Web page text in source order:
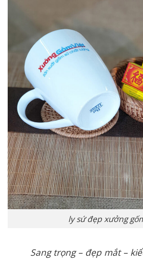
ly sứ đẹp xưởng
Sang trọng – đẹp mắt –